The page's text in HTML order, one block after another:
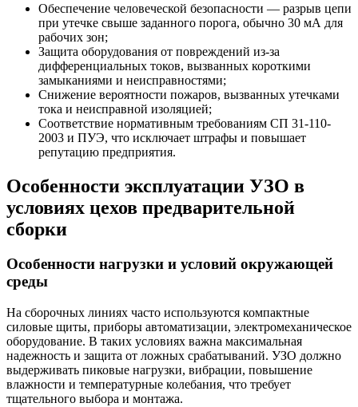
Обеспечение человеческой безопасности — разрыв цепи
при утечке свыше заданного порога, обычно 30 мА для
рабочих зон;
Защита оборудования от повреждений из-за
дифференциальных токов, вызванных короткими
замыканиями и неисправностями;
Снижение вероятности пожаров, вызванных утечками
тока и неисправной изоляцией;
Соответствие нормативным требованиям СП 31-110-
2003 и ПУЭ, что исключает штрафы и повышает
репутацию предприятия.
Особенности эксплуатации УЗО в
условиях цехов предварительной
сборки
Особенности нагрузки и условий окружающей
среды
На сборочных линиях часто используются компактные
силовые щиты, приборы автоматизации, электромеханическое
оборудование. В таких условиях важна максимальная
надежность и защита от ложных срабатываний. УЗО должно
выдерживать пиковые нагрузки, вибрации, повышение
влажности и температурные колебания, что требует
тщательного выбора и монтажа.